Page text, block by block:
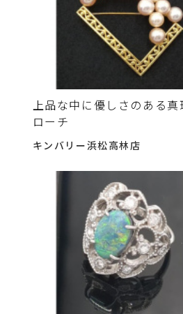
上品な中に優しさのある真
ローチ
キンバリー浜松高林店